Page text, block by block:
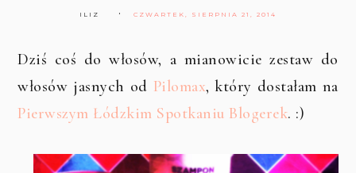
ILIZ CZWARTEK, SIERPNIA 21, 2014
Dziś coś do włosów, a mianowicie zestaw do
włosów jasnych od Pilomax, który dostałam na
Pierwszym Łódzkim Spotkaniu Blogerek. :)